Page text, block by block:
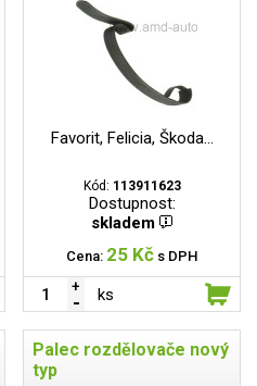
Favorit, Felicia, Škoda...
Kód: 113911623
Dostupnost:
skladem
Cena: 25 Kč s DPH
ks
Palec rozdělovače nový
typ